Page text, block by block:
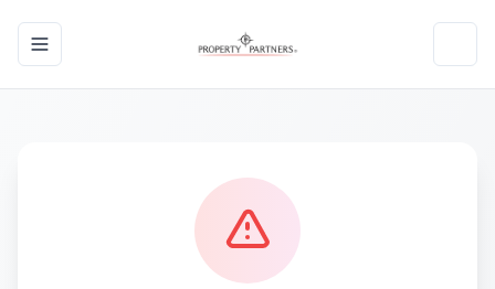
Toggle navigation menu